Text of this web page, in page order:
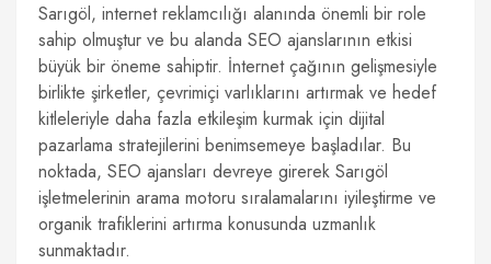
Sarıgöl, internet reklamcılığı alanında önemli bir role
sahip olmuştur ve bu alanda SEO ajanslarının etkisi
büyük bir öneme sahiptir. İnternet çağının gelişmesiyle
birlikte şirketler, çevrimiçi varlıklarını artırmak ve hedef
kitleleriyle daha fazla etkileşim kurmak için dijital
pazarlama stratejilerini benimsemeye başladılar. Bu
noktada, SEO ajansları devreye girerek Sarıgöl
işletmelerinin arama motoru sıralamalarını iyileştirme ve
organik trafiklerini artırma konusunda uzmanlık
sunmaktadır.